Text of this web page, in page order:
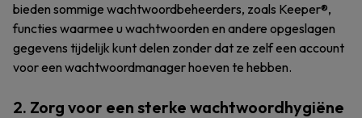
bieden sommige wachtwoordbeheerders, zoals Keeper®,
functies waarmee u wachtwoorden en andere opgeslagen
gegevens tijdelijk kunt delen zonder dat ze zelf een account
voor een wachtwoordmanager hoeven te hebben.
2. Zorg voor een sterke wachtwoordhygiëne